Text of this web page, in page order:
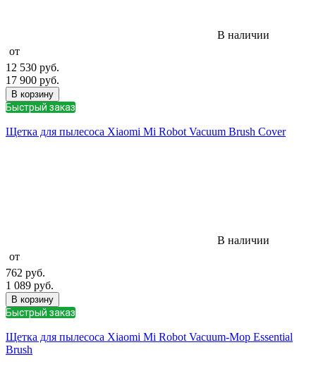
В наличии
от
12 530 руб.
17 900 руб.
В корзину
Быстрый заказ
Щетка для пылесоса Xiaomi Mi Robot Vacuum Brush Cover
В наличии
от
762 руб.
1 089 руб.
В корзину
Быстрый заказ
Щетка для пылесоса Xiaomi Mi Robot Vacuum-Mop Essential
Brush